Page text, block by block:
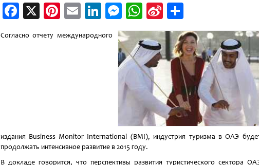
Facebook
X Pinterest
EmailLinkedIn
Messenger
WhatsApp
Sina
Weibo
Отправить
Согласно отчету международного
издания Business Monitor International (BMI), индустрия туризма в ОАЭ
продолжать интенсивное развитие в 2015 году.
В докладе говорится, что перспективы развития туристического сектора